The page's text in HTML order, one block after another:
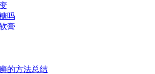
吗
膏
的方法总结